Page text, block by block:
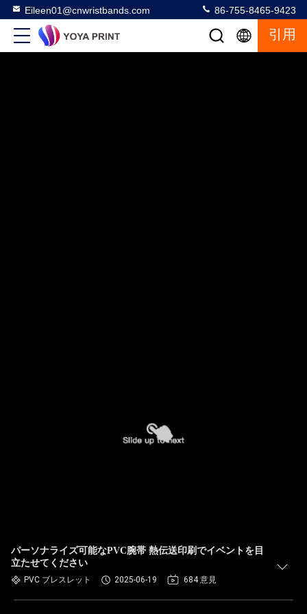
Eileen01@cnwristbands.com 86-755-8465-9423
引用
パーソナライズ可能なPVC腕帯 熱伝送印刷でイベントを目
立たせてください
PVC ブレスレット 2025-06-19 684 意見